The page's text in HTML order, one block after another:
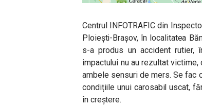
Centrul INFOTRAFIC din
Ploiești-Brașov, în localitatea
s-a produs un accident rutier,
impactului nu au rezultat
ambele sensuri de mers. Se fac
condițiile unui carosabil uscat,
în creștere.